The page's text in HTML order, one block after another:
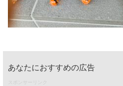
あなたにおすすめの広告